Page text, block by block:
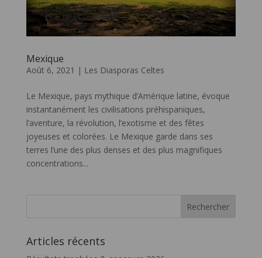
Mexique
Août 6, 2021 | Les Diasporas Celtes
Le Mexique, pays mythique d’Amérique latine, évoque
instantanément les civilisations préhispaniques,
l’aventure, la révolution, l’exotisme et des fêtes
joyeuses et colorées. Le Mexique garde dans ses
terres l’une des plus denses et des plus magnifiques
concentrations...
Articles récents